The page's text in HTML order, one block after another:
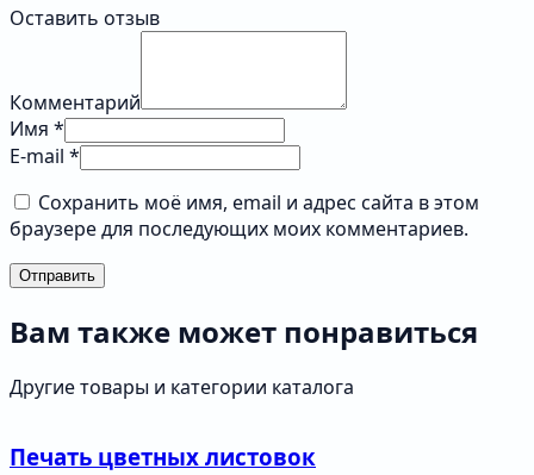
Оставить отзыв
Комментарий
Имя *
E-mail *
Сохранить моё имя, email и адрес сайта в этом
браузере для последующих моих комментариев.
Отправить
Вам также может понравиться
Другие товары и категории каталога
Печать цветных листовок